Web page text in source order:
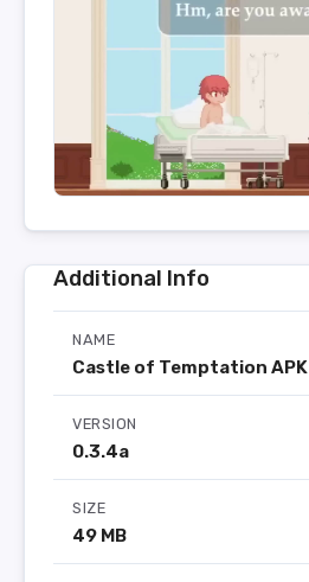
Additional Info
NAME
Castle of Temptation APK
VERSION
0.3.4a
SIZE
49 MB